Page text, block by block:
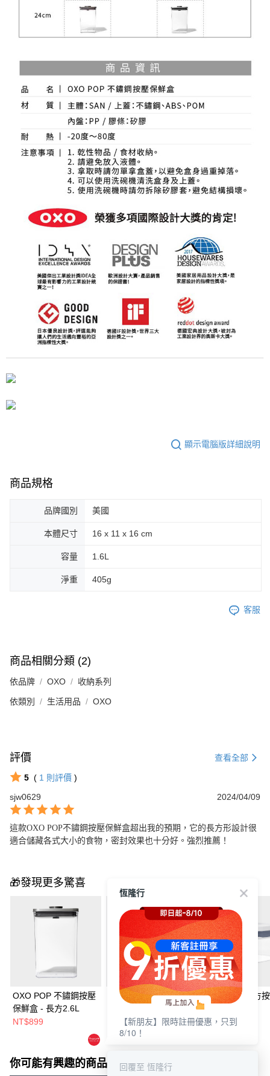
顯示電腦版詳細說明
商品規格
品牌國別 美國
本體尺寸 16 x 11 x 16 cm
容量 1.6L
淨重 405g
客服
商品相關分類 (2)
依品牌 OXO 收納系列
依類別 生活用品 OXO
評價 查看全部
5 ( 1 則評價 )
sjw0629
2024/04/09
這款OXO POP不鏽鋼按壓保鮮盒超出我的預期，它的長方形設計很
適合儲藏各式大小的食物，密封效果也十分好。強烈推薦！
🎁發現更多驚喜
OXO POP 不鏽鋼按壓
保鮮盒 - 長方2.6L
NT$899
OXO POP 長方按壓保
NT$749
OXO POP 長方
鮮盒 - 0.6L
NT$499
你可能有興趣的商品 全站排行
恆隆行
【新朋友】限時註冊優惠，只到
8/10！
回覆至 恆隆行